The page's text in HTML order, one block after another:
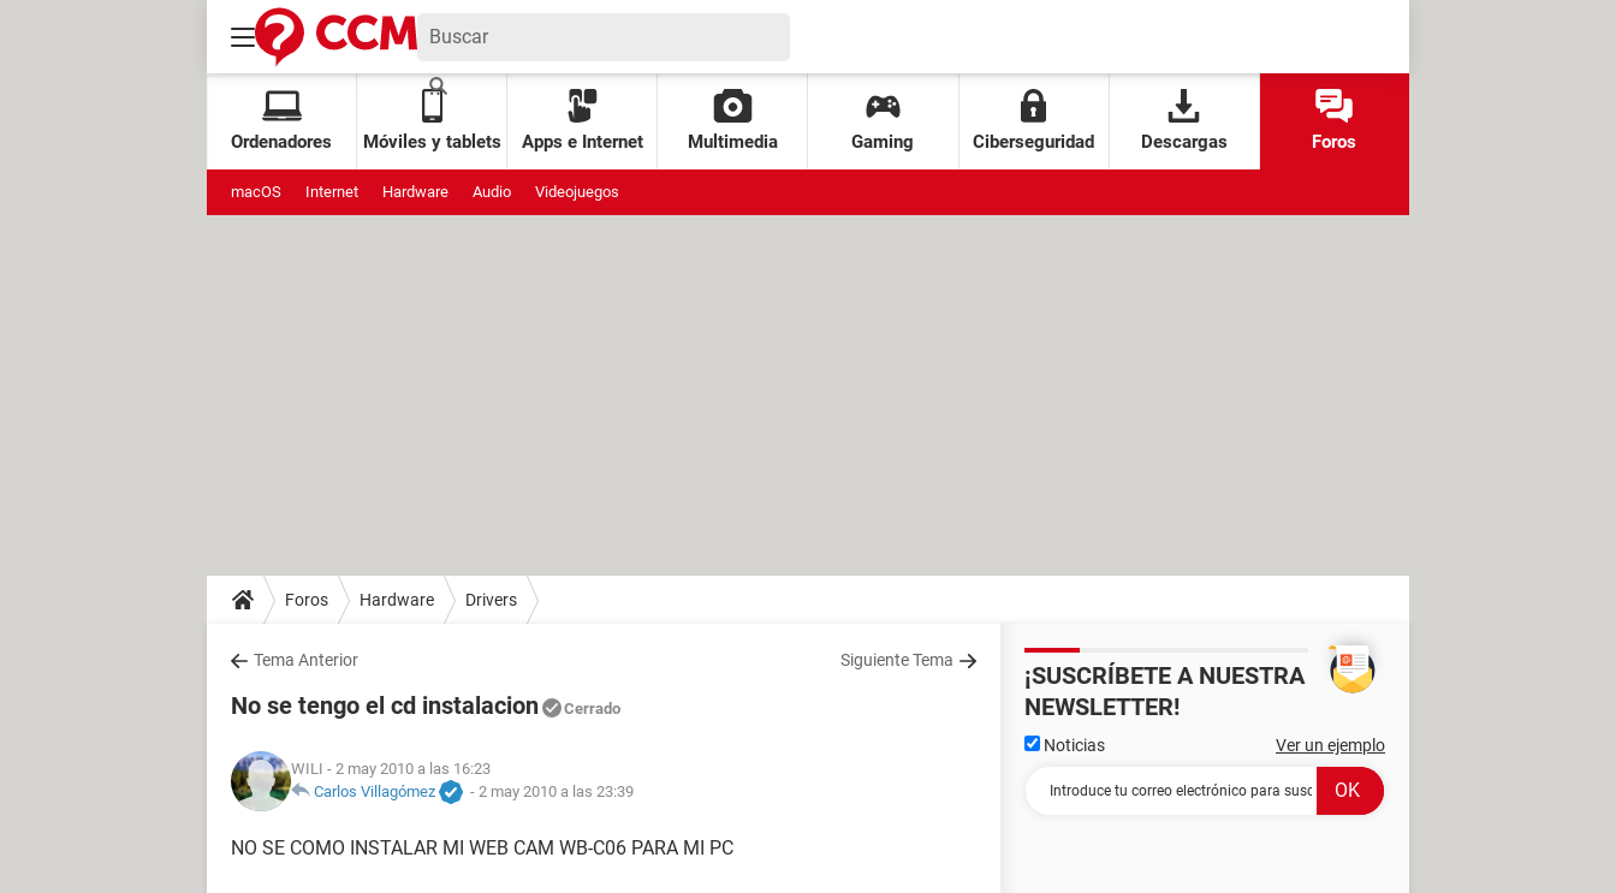
Ordenadores Móviles y tablets Apps e Internet Multimedia Gaming Ciberseguridad Descargas Foros
macOS Internet Hardware Audio Videojuegos
Foros Hardware Drivers
Tema Anterior Siguiente Tema
No se tengo el cd instalacion Cerrado
WILI - 2 may 2010 a las 16:23
Carlos Villagómez
- 2 may 2010 a las 23:39
NO SE COMO INSTALAR MI WEB CAM WB-C06 PARA MI PC
¡SUSCRÍBETE A NUESTRA
NEWSLETTER!
Noticias Ver un ejemplo